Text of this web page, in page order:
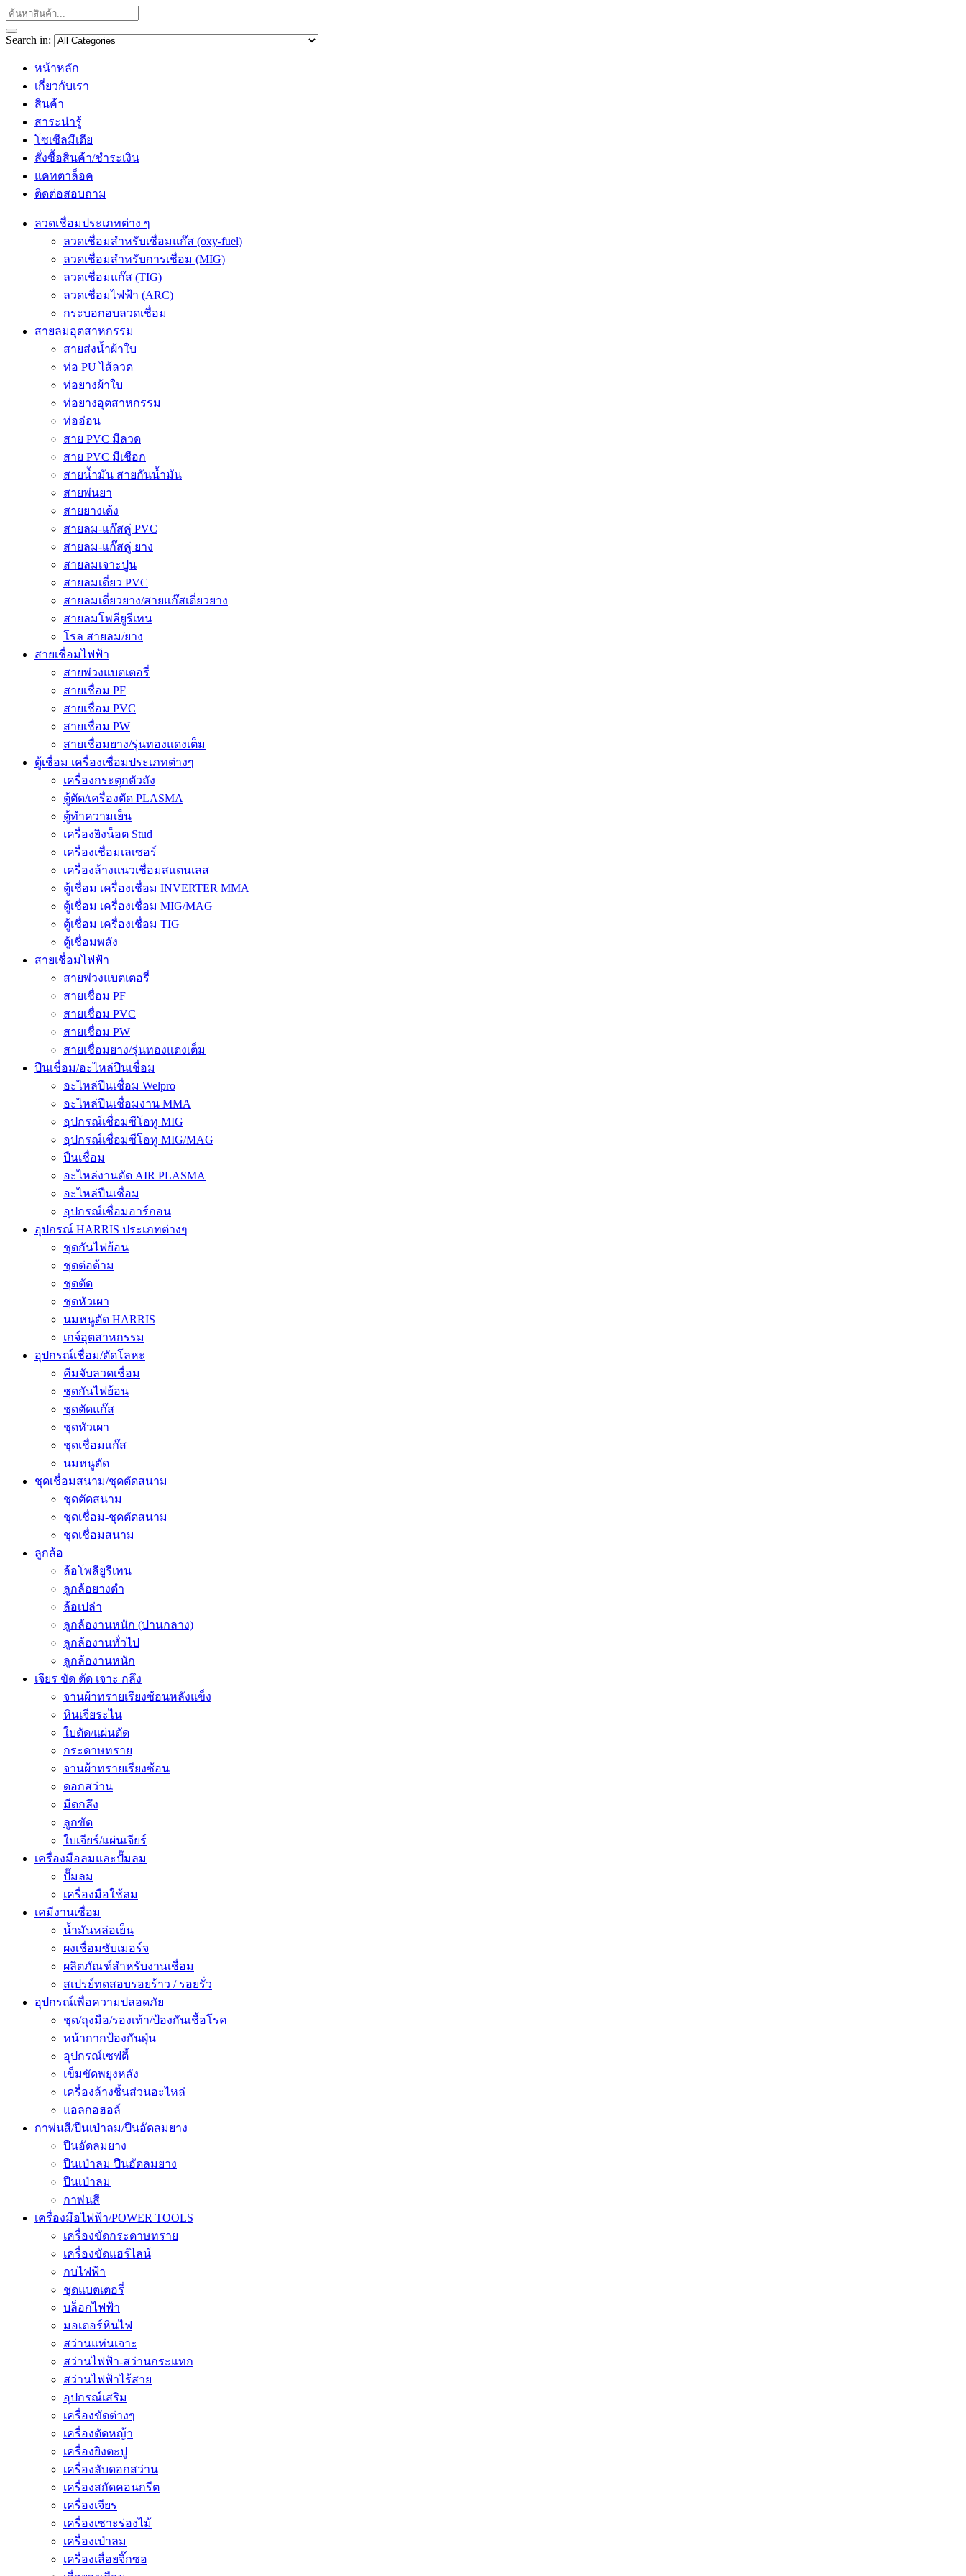
Search in:
หน้าหลัก
เกี่ยวกับเรา
สินค้า
สาระน่ารู้
โซเซีลมีเดีย
สั่งซื้อสินค้า/ชำระเงิน
แคทตาล็อค
ติดต่อสอบถาม
ลวดเชื่อมประเภทต่าง ๆ
ลวดเชื่อมสำหรับเชื่อมแก๊ส (oxy-fuel)
ลวดเชื่อมสำหรับการเชื่อม (MIG)
ลวดเชื่อมแก๊ส (TIG)
ลวดเชื่อมไฟฟ้า (ARC)
กระบอกอบลวดเชื่อม
สายลมอุตสาหกรรม
สายส่งน้ำผ้าใบ
ท่อ PU ไส้ลวด
ท่อยางผ้าใบ
ท่อยางอุตสาหกรรม
ท่ออ่อน
สาย PVC มีลวด
สาย PVC มีเชือก
สายน้ำมัน สายกันน้ำมัน
สายพ่นยา
สายยางเด้ง
สายลม-แก๊สคู่ PVC
สายลม-แก๊สคู่ ยาง
สายลมเจาะปูน
สายลมเดี่ยว PVC
สายลมเดี่ยวยาง/สายแก๊สเดี่ยวยาง
สายลมโพลียูรีเทน
โรล สายลม/ยาง
สายเชื่อมไฟฟ้า
สายพ่วงแบตเตอรี่
สายเชื่อม PF
สายเชื่อม PVC
สายเชื่อม PW
สายเชื่อมยาง/รุ่นทองแดงเต็ม
ตู้เชื่อม เครื่องเชื่อมประเภทต่างๆ
เครื่องกระตุกตัวถัง
ตู้ตัด/เครื่องตัด PLASMA
ตู้ทำความเย็น
เครื่องยิงน็อต Stud
เครื่องเชื่อมเลเซอร์
เครื่องล้างแนวเชื่อมสแตนเลส
ตู้เชื่อม เครื่องเชื่อม INVERTER MMA
ตู้เชื่อม เครื่องเชื่อม MIG/MAG
ตู้เชื่อม เครื่องเชื่อม TIG
ตู้เชื่อมพลัง
สายเชื่อมไฟฟ้า
สายพ่วงแบตเตอรี่
สายเชื่อม PF
สายเชื่อม PVC
สายเชื่อม PW
สายเชื่อมยาง/รุ่นทองแดงเต็ม
ปืนเชื่อม/อะไหล่ปืนเชื่อม
อะไหล่ปืนเชื่อม Welpro
อะไหล่ปืนเชื่อมงาน MMA
อุปกรณ์เชื่อมซีโอทู MIG
อุปกรณ์เชื่อมซีโอทู MIG/MAG
ปืนเชื่อม
อะไหล่งานตัด AIR PLASMA
อะไหล่ปืนเชื่อม
อุปกรณ์เชื่อมอาร์กอน
อุปกรณ์ HARRIS ประเภทต่างๆ
ชุดกันไฟย้อน
ชุดต่อด้าม
ชุดตัด
ชุดหัวเผา
นมหนูตัด HARRIS
เกจ์อุตสาหกรรม
อุปกรณ์เชื่อม/ตัดโลหะ
คีมจับลวดเชื่อม
ชุดกันไฟย้อน
ชุดตัดแก๊ส
ชุดหัวเผา
ชุดเชื่อมแก๊ส
นมหนูตัด
ชุดเชื่อมสนาม/ชุดตัดสนาม
ชุดตัดสนาม
ชุดเชื่อม-ชุดตัดสนาม
ชุดเชื่อมสนาม
ลูกล้อ
ล้อโพลียูรีเทน
ลูกล้อยางดำ
ล้อเปล่า
ลูกล้องานหนัก (ปานกลาง)
ลูกล้องานทั่วไป
ลูกล้องานหนัก
เจียร ขัด ตัด เจาะ กลึง
จานผ้าทรายเรียงซ้อนหลังแข็ง
หินเจียระไน
ใบตัด/แผ่นตัด
กระดาษทราย
จานผ้าทรายเรียงซ้อน
ดอกสว่าน
มีดกลึง
ลูกขัด
ใบเจียร์/แผ่นเจียร์
เครื่องมือลมและปั๊มลม
ปั๊มลม
เครื่องมือใช้ลม
เคมีงานเชื่อม
น้ำมันหล่อเย็น
ผงเชื่อมซับเมอร์จ
ผลิตภัณฑ์สำหรับงานเชื่อม
สเปรย์ทดสอบรอยร้าว / รอยรั่ว
อุปกรณ์เพื่อความปลอดภัย
ชุด/ถุงมือ/รองเท้า/ป้องกันเชื้อโรค
หน้ากากป้องกันฝุ่น
อุปกรณ์เซฟตี้
เข็มขัดพยุงหลัง
เครื่องล้างชิ้นส่วนอะไหล่
แอลกอฮอล์
กาพ่นสี/ปืนเป่าลม/ปืนอัดลมยาง
ปืนอัดลมยาง
ปืนเป่าลม ปืนอัดลมยาง
ปืนเป่าลม
กาพ่นสี
เครื่องมือไฟฟ้า/POWER TOOLS
เครื่องขัดกระดาษทราย
เครื่องขัดแฮร์ไลน์
กบไฟฟ้า
ชุดแบตเตอรี่
บล็อกไฟฟ้า
มอเตอร์หินไฟ
สว่านแท่นเจาะ
สว่านไฟฟ้า-สว่านกระแทก
สว่านไฟฟ้าไร้สาย
อุปกรณ์เสริม
เครื่องขัดต่างๆ
เครื่องตัดหญ้า
เครื่องยิงตะปู
เครื่องลับดอกสว่าน
เครื่องสกัดคอนกรีต
เครื่องเจียร
เครื่องเซาะร่องไม้
เครื่องเป่าลม
เครื่องเลื่อยจิ๊กซอ